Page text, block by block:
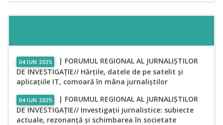
04 IUN 2025
| FORUMUL REGIONAL AL JURNALIȘTILOR
DE INVESTIGAȚIE// Hărțile, datele de pe satelit și
aplicațiile IT, comoară în mâna jurnaliștilor
04 IUN 2025
| FORUMUL REGIONAL AL JURNALIȘTILOR
DE INVESTIGAȚIE// Investigații jurnalistice: subiecte
actuale, rezonanță și schimbarea în societate